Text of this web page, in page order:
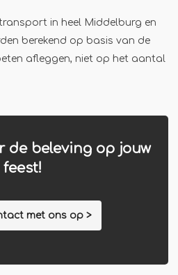
in heel Middelburg en
berekend op basis van de
afleggen, niet op het aantal
de beleving op jouw
feest!
met ons op >